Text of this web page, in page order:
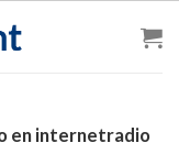
en internetradio